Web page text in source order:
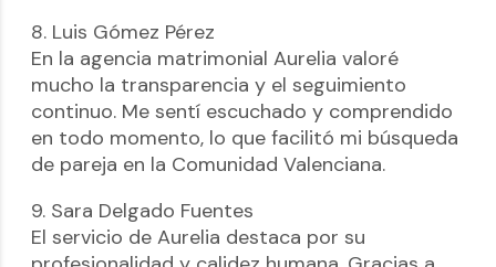
8. Luis Gómez Pérez
En la agencia matrimonial Aurelia valoré
mucho la transparencia y el seguimiento
continuo. Me sentí escuchado y comprendido
en todo momento, lo que facilitó mi búsqueda
de pareja en la Comunidad Valenciana.
9. Sara Delgado Fuentes
El servicio de Aurelia destaca por su